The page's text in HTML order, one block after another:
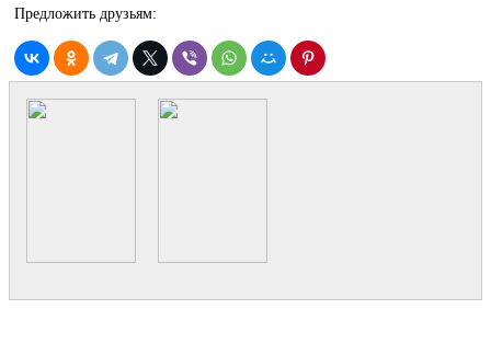
Предложить друзьям: